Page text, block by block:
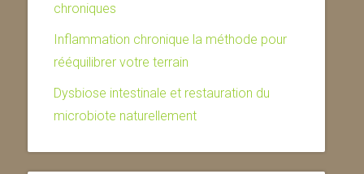
chroniques
Inflammation chronique la méthode pour
rééquilibrer votre terrain
Dysbiose intestinale et restauration du
microbiote naturellement